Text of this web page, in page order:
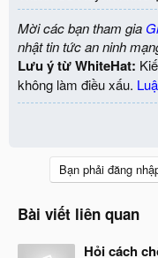
Mời các bạn tham gia
nhật tin tức an ninh
Lưu ý từ WhiteHat:
không làm điều xấu.
Bạn phải đăng
Bài viết liên quan
Hỏi cách